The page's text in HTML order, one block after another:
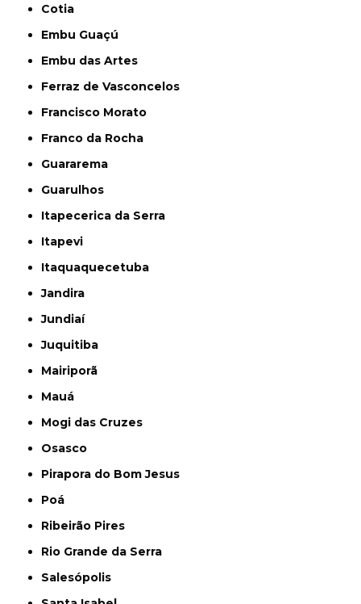
Cotia
Embu Guaçú
Embu das Artes
Ferraz de Vasconcelos
Francisco Morato
Franco da Rocha
Guararema
Guarulhos
Itapecerica da Serra
Itapevi
Itaquaquecetuba
Jandira
Jundiaí
Juquitiba
Mairiporã
Mauá
Mogi das Cruzes
Osasco
Pirapora do Bom Jesus
Poá
Ribeirão Pires
Rio Grande da Serra
Salesópolis